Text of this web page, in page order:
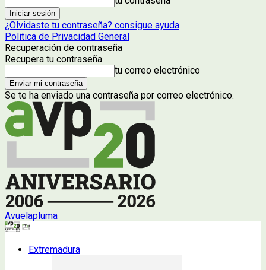
¿Olvidaste tu contraseña? consigue ayuda
Politica de Privacidad General
Recuperación de contraseña
Recupera tu contraseña
tu correo electrónico
Se te ha enviado una contraseña por correo electrónico.
Avuelapluma
Extremadura